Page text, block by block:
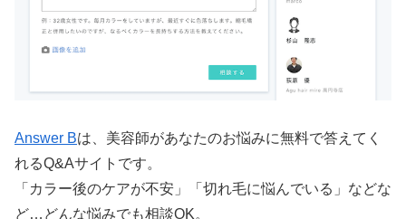
Answer Bは、美容師があなたのお悩みに無料で答えてく
れるQ&Aサイトです。
「カラー後のケアが不安」「切れ毛に悩んでいる」などな
ど…どんな悩みでも相談OK。